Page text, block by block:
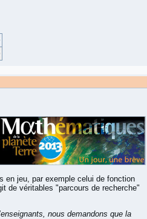
en jeu, par exemple celui de fonction
de véritables "parcours de recherche"
nous demandons que la